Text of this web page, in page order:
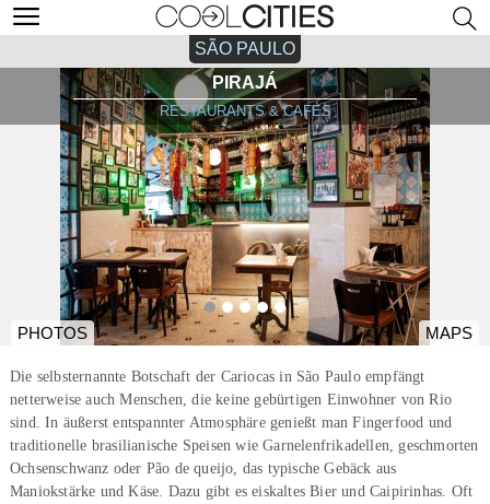
SÃO PAULO
PIRAJÁ
RESTAURANTS & CAFÉS
PHOTOS MAPS
Die selbsternannte Botschaft der Cariocas in São Paulo empfängt
netterweise auch Menschen, die keine gebürtigen Einwohner von Rio
sind. In äußerst entspannter Atmosphäre genießt man Fingerfood und
traditionelle brasilianische Speisen wie Garnelenfrikadellen, geschmorten
Ochsenschwanz oder Pão de queijo, das typische Gebäck aus
Maniokstärke und Käse. Dazu gibt es eiskaltes Bier und Caipirinhas. Oft